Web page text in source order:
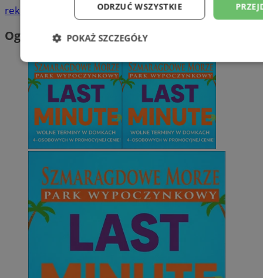
reklama
Ogłoszenia
ODRZUĆ WSZYSTKIE
POKAŻ SZCZEGÓŁY
Niezbędne Wydajność
Niesklasyfikowane
Niezbędne Wydajność Targetowanie
Niezbędne pliki cookie umożliwiają korzystanie z podstawowych
takich jak logowanie użytkownika i zarządzanie kontem. Bez
można prawidłowo korzystać ze strony internetowej.
Provider